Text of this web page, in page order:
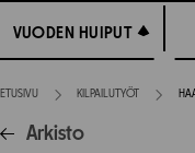
suoraan
sisältöön
VUODEN HUIPUT
VUODEN HUIPUT
ETUSIVU KILPAILUTYÖT
Arkisto